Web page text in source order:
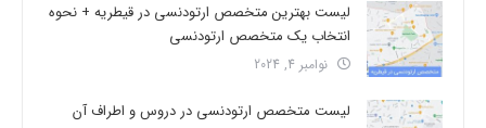
لیست بهترین متخصص ارتودنسی در قیطریه + نحوه
انتخاب یک متخصص ارتودنسی
نوامبر 4, 2024
لیست متخصص ارتودنسی در دروس و اطراف آن